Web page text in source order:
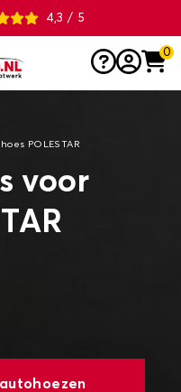
4,3 / 5
0
POLESTAR
voor